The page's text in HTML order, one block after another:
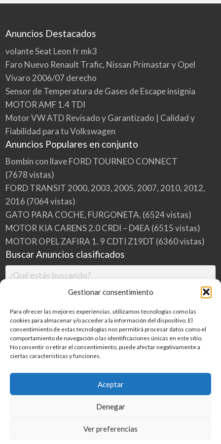
Gestionar consentimiento
Para ofrecer las mejores experiencias, utilizamos tecnologías como las
cookies para almacenar y/o acceder a la información del dispositivo. El
consentimiento de estas tecnologías nos permitirá procesar datos como el
comportamiento de navegación o las identificaciones únicas en este sitio.
No consentir o retirar el consentimiento, puede afectar negativamente a
ciertas características y funciones.
Aceptar
Denegar
Ver preferencias
Anuncios Destacados
volante Seat Leon fr mk3
Faro Nuevo Renault Trafic, Nissan Primastar y Opel
Vivaro 2006/07 derecho
Sensor de Temperatura de Gases de Escape insignia
MOTOR AMF 1.4 TDI
Motor VW ATD Revisado y Garantizado | Calidad y
Fiabilidad para tu Volkswagen
Anuncios Populares en conjunto
Bombín con llave FORD TOURNEO CONNECT
(7678 vistas)
FORD TRANSIT 2000, 2003, 2005, 2007, 2010, 2012,
2016 (7064 vistas)
GATO PARA COCHE, FURGONETA. (6524 vistas)
MOTOR KIA CARENS 2.0 CRDI – D4EA (6515 vistas)
MOTOR OPEL ZAFIRA 1. 9 CDTI Z19DT (6360 vistas)
Buscar Anuncios clasificados